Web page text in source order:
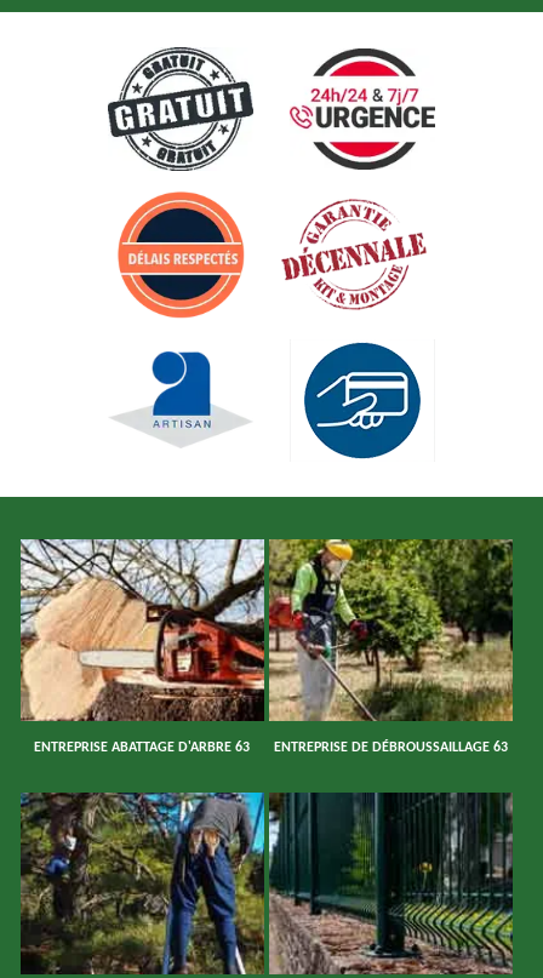
ENTREPRISE ABATTAGE D'ARBRE 63 ENTREPRISE DE DÉBROUSSAILLAGE 63